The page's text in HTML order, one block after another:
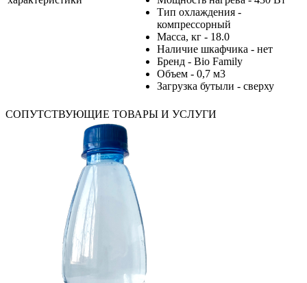
Тип охлаждения -
компрессорный
Масса, кг - 18.0
Наличие шкафчика - нет
Бренд - Bio Family
Объем - 0,7 м3
Загрузка бутыли - сверху
СОПУТСТВУЮЩИЕ ТОВАРЫ И УСЛУГИ